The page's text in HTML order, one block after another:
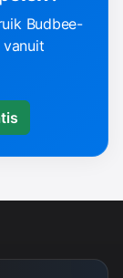
Budbee-